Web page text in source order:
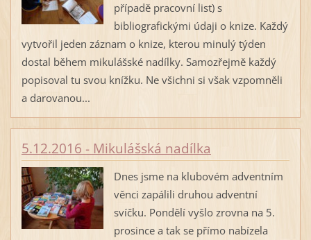
případě pracovní list) s
bibliografickými údaji o knize. Každý
vytvořil jeden záznam o knize, kterou minulý týden
dostal během mikulášské nadílky. Samozřejmě každý
popisoval tu svou knížku. Ne všichni si však vzpomněli
a darovanou...
5.12.2016 - Mikulášská nadílka
Dnes jsme na klubovém adventním
věnci zapálili druhou adventní
svíčku. Pondělí vyšlo zrovna na 5.
prosince a tak se přímo nabízela